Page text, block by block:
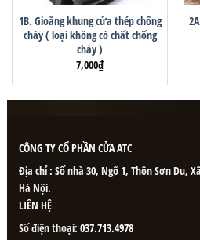
1B. Gioăng khung cửa thép chống
cháy ( loại không có chất chống
cháy )
7,000₫
CÔNG TY CỔ PHẦN CỬA ATC
Địa chỉ : Số nhà 30, Ngõ 1, Thôn Sơn Du,
Hà Nội.
LIÊN HỆ
Số điện thoại: 037.713.4978